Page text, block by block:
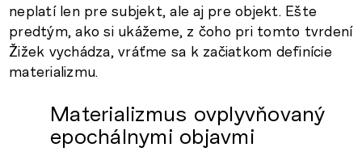
neplatí len pre subjekt, ale aj pre objekt. Ešte
predtým, ako si ukážeme, z čoho pri tomto tvrdení
Žižek vychádza, vráťme sa k začiatkom definície
materializmu.
Materializmus ovplyvňovaný
epochálnymi objavmi